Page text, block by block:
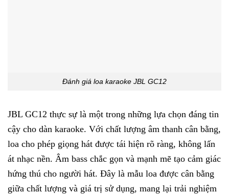
Đánh giá loa karaoke JBL GC12
JBL GC12 thực sự là một trong những lựa chọn đáng tin
cậy cho dàn karaoke. Với chất lượng âm thanh cân bằng,
loa cho phép giọng hát được tái hiện rõ ràng, không lấn
át nhạc nền. Âm bass chắc gọn và mạnh mẽ tạo cảm giác
hứng thú cho người hát. Đây là mẫu loa được cân bằng
giữa chất lượng và giá trị sử dụng, mang lại trải nghiệm